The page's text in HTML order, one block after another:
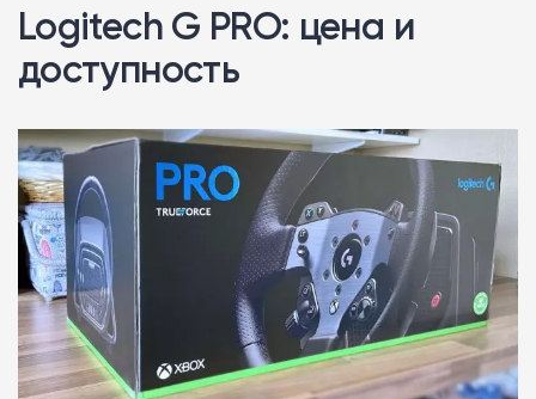
Logitech G PRO: цена и
доступность